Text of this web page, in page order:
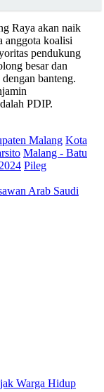
Raya akan naik
anggota koalisi
pendukung
besar dan
banteng.
PDIP.
Malang Kota
Malang - Batu
Pileg
Arab Saudi
Warga Hidup